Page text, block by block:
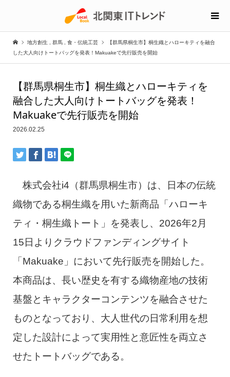
地方創生 群馬 食・伝統工芸
【群馬県桐生市】桐生織とハローキティを融合
した大人向けトートバッグを発表！Makuakeで先行販売を開始
【群馬県桐生市】桐生織とハローキティを
融合した大人向けトートバッグを発表！
Makuakeで先行販売を開始
2026.02.25
株式会社i4（群馬県桐生市）は、日本の伝統
織物である桐生織を用いた新商品「ハローキ
ティ・桐生織トート」を発表し、2026年2月
15日よりクラウドファンディングサイト
「Makuake」において先行販売を開始した。
本商品は、長い歴史を有する織物産地の技術
基盤とキャラクターコンテンツを融合させた
ものとなっており、大人世代の日常利用を想
定した設計によって実用性と意匠性を両立さ
せたトートバッグである。